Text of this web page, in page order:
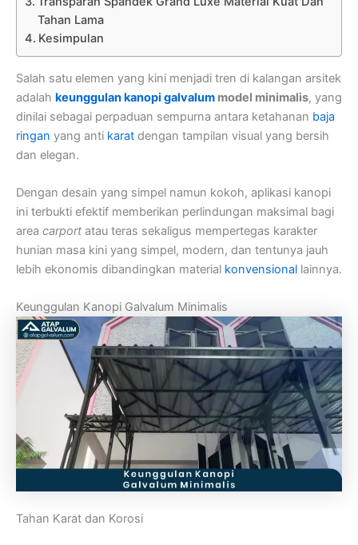
Tahan Lama
Kesimpulan
Salah satu elemen yang kini menjadi tren di kalangan arsitek
adalah keunggulan kanopi galvalum model minimalis, yang
dinilai sebagai perpaduan sempurna antara ketahanan baja
ringan yang anti karat dengan tampilan visual yang bersih
dan elegan.
Dengan desain yang simpel namun kokoh, aplikasi kanopi
ini terbukti efektif memberikan perlindungan maksimal bagi
area carport atau teras sekaligus mempertegas karakter
hunian masa kini yang simpel, modern, dan tentunya jauh
lebih ekonomis dibandingkan material konvensional lainnya.
Keunggulan Kanopi Galvalum Minimalis
Tahan Karat dan Korosi